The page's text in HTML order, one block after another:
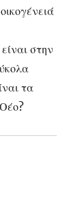
στην
τα